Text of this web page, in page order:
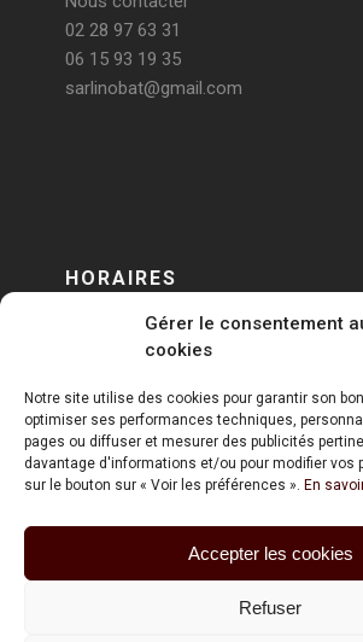
Gérer le consentement
cookies
Notre site utilise des cookies pour garantir son
optimiser ses performances techniques,
pages ou diffuser et mesurer des publicités
davantage d'informations et/ou pour modifier vos
sur le bouton sur « Voir les préférences ». En
Accepter les cookies
Refuser
02 28 97 63 31
06 15 93 19 35
sarlinobat@gmail.com
HORAIRES
DU LUNDI AU VENDREDI